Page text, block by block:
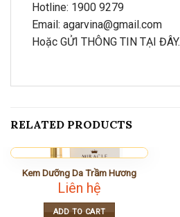
Hotline: 1900 9279
Email: agarvina@gmail.com
Hoặc GỬI THÔNG TIN TẠI ĐÂY.
RELATED PRODUCTS
Kem Dưỡng Da Trầm Hương
Liên hệ
ADD TO CART